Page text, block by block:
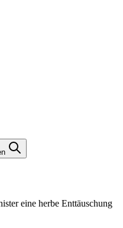
eine herbe Enttäuschung